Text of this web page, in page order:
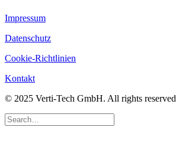
Impressum
Datenschutz
Cookie-Richtlinien
Kontakt
© 2025 Verti-Tech GmbH. All rights reserved